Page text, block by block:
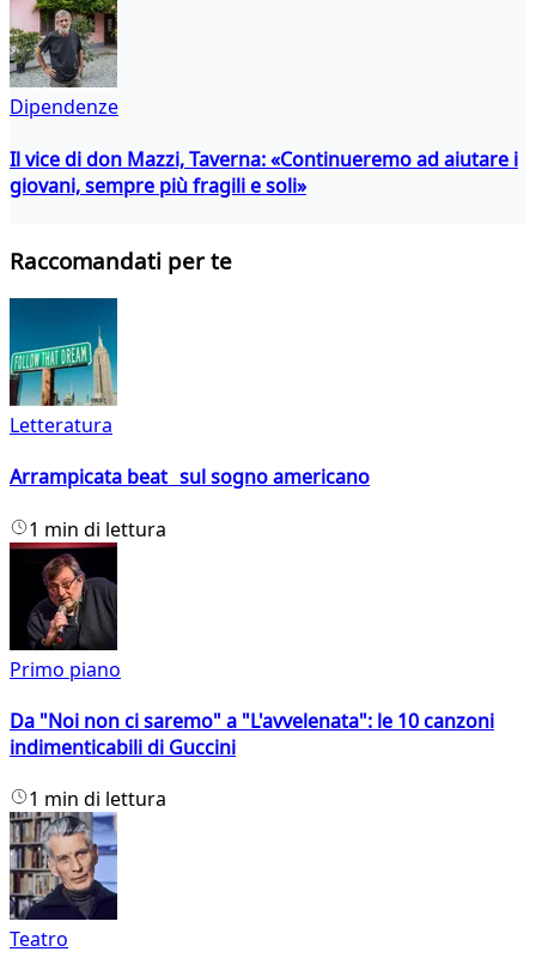
Dipendenze
Il vice di don Mazzi, Taverna: «Continueremo ad aiutare i
giovani, sempre più fragili e soli»
Raccomandati per te
Letteratura
Arrampicata beat sul sogno americano
1 min di lettura
Primo piano
Da "Noi non ci saremo" a "L'avvelenata": le 10 canzoni
indimenticabili di Guccini
1 min di lettura
Teatro